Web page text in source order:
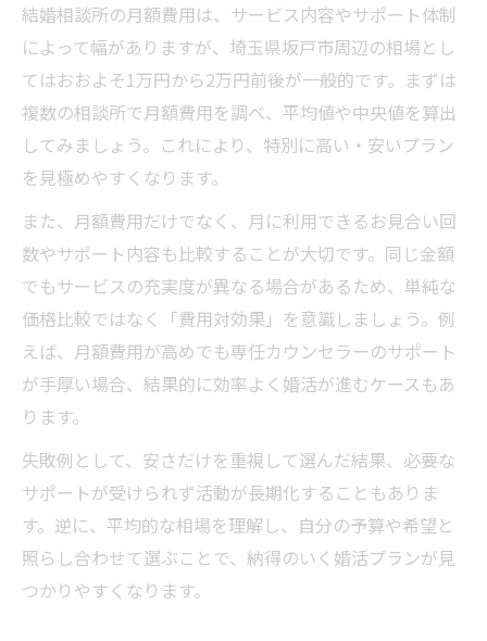
料金相場をもとに最適な婚活スタイルを選
ぶ
結婚相談所料金相場でサポート内容を比較
費用相場から見る坂戸市の婚活成功ポイン
結婚相談所料金相場を参考に理想の出会い
へ
結婚相談所料金相場で理想の婚活プランを実現
結婚相談所料金相場に合った婚活プランの
作り方
結婚相談所料金相場とサービス内容の最適
化
料金相場を踏まえた自分に合う婚活スタイ
ル
結婚相談所料金相場を参考に無理なく活動
結婚相談所の月額費用は、サービス内容やサポート体制
によって幅がありますが、埼玉県坂戸市周辺の相場とし
てはおおよそ1万円から2万円前後が一般的です。まずは
複数の相談所で月額費用を調べ、平均値や中央値を算出
してみましょう。これにより、特別に高い・安いプラン
を見極めやすくなります。
また、月額費用だけでなく、月に利用できるお見合い回
数やサポート内容も比較することが大切です。同じ金額
でもサービスの充実度が異なる場合があるため、単純な
価格比較ではなく「費用対効果」を意識しましょう。例
えば、月額費用が高めでも専任カウンセラーのサポート
が手厚い場合、結果的に効率よく婚活が進むケースもあ
ります。
失敗例として、安さだけを重視して選んだ結果、必要な
サポートが受けられず活動が長期化することもありま
す。逆に、平均的な相場を理解し、自分の予算や希望と
照らし合わせて選ぶことで、納得のいく婚活プランが見
つかりやすくなります。